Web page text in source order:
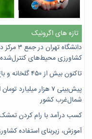
تازه های اگرونیک
دانشگاه
کشاورزی محیط‌های کنترل‌شده
تاکنون بیش از ۴۵۰ گلخانه و باغ استان یزد شناسنامه‌دار شده‌اند
پیش‌بینی ۷‌ هزار
شمال‌غرب کشور
کسب درآمد با رام کردن
آموزش، زیربنای استفاده